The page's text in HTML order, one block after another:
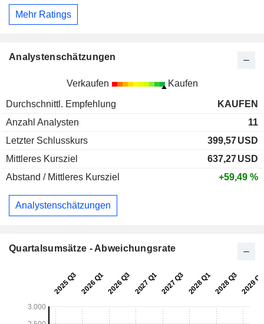
Mehr Ratings
Analystenschätzungen
Verkaufen Kaufen
Durchschnittl. Empfehlung
KAUFEN
Anzahl Analysten
11
Letzter Schlusskurs
399,57USD
Mittleres Kursziel
637,27USD
Abstand / Mittleres Kursziel
+59,49 %
Analystenschätzungen
Quartalsumsätze - Abweichungsrate